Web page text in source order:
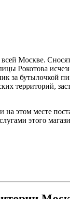
Москве.
Рокотова
за бутылочкой
территорий,
этом месте
этого